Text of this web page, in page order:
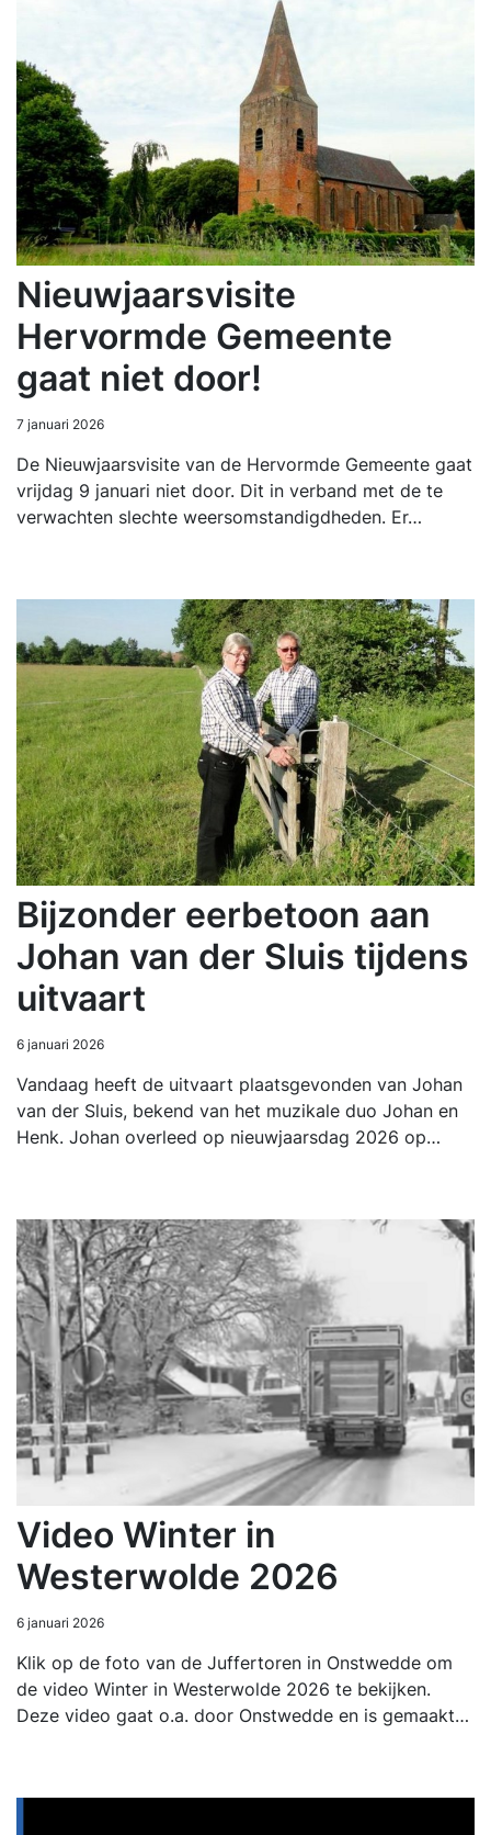
Nieuwjaarsvisite
Hervormde Gemeente
gaat niet door!
7 januari 2026
De Nieuwjaarsvisite van de Hervormde Gemeente gaat
vrijdag 9 januari niet door. Dit in verband met de te
verwachten slechte weersomstandigdheden. Er…
Bijzonder eerbetoon aan
Johan van der Sluis tijdens
uitvaart
6 januari 2026
Vandaag heeft de uitvaart plaatsgevonden van Johan
van der Sluis, bekend van het muzikale duo Johan en
Henk. Johan overleed op nieuwjaarsdag 2026 op…
Video Winter in
Westerwolde 2026
6 januari 2026
Klik op de foto van de Juffertoren in Onstwedde om
de video Winter in Westerwolde 2026 te bekijken.
Deze video gaat o.a. door Onstwedde en is gemaakt…